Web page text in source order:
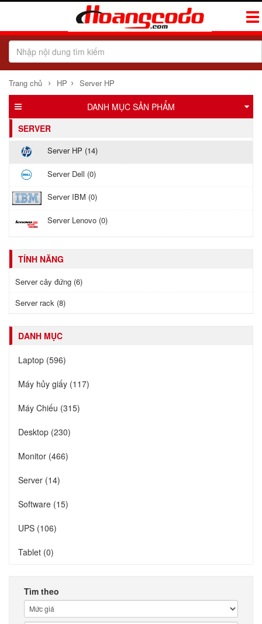
Trang chủ › HP › Server HP
DANH MỤC SẢN PHẨM
SERVER
Server HP (14)
Server Dell (0)
Server IBM (0)
Server Lenovo (0)
TÍNH NĂNG
Server cây đứng (6)
Server rack (8)
DANH MỤC
Laptop (596)
Máy hủy giấy (117)
Máy Chiếu (315)
Desktop (230)
Monitor (466)
Server (14)
Software (15)
UPS (106)
Tablet (0)
Tìm theo